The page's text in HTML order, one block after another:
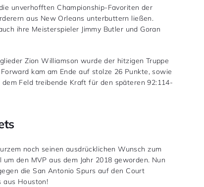
unverhofften Championship-Favoriten der
aus New Orleans unterbuttern ließen.
ihre Meisterspieler Jimmy Butler und Goran
Zion Williamson wurde der hitzigen Truppe
kam am Ende auf stolze 26 Punkte, sowie
Feld treibende Kraft für den späteren 92:114-
noch seinen ausdrücklichen Wunsch zum
den MVP aus dem Jahr 2018 geworden. Nun
die San Antonio Spurs auf den Court
aus Houston!